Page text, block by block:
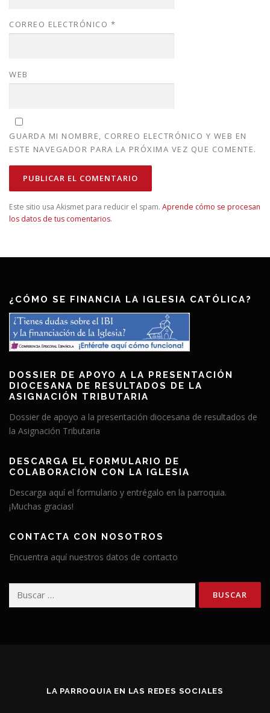
CORREO ELECTRÓNICO *
WEB
GUARDA MI NOMBRE, CORREO ELECTRÓNICO Y WEB EN
ESTE NAVEGADOR PARA LA PRÓXIMA VEZ QUE COMENTE.
Este sitio usa Akismet para reducir el spam. Aprende cómo se procesan
los datos de tus comentarios.
¿CÓMO SE FINANCIA LA IGLESIA CATÓLICA?
DOSSIER DE APOYO A LA PRESENTACIÓN
DIOCESANA DE RESULTADOS DE LA
ASIGNACIÓN TRIBUTARIA
Dossier de apoyo a la presentación diocesana de resultados de
la Asignación Tributaria
DESCARGA EL FORMULARIO DE
COLABORACIÓN CON LA IGLESIA
Descarga aquí el formulario y entrégalo en la parroquia.
¡Muchas gracias!
CONTACTA CON NOSOTROS
Encuentra aquí nuestros datos de contacto
LA PARROQUIA EN LAS REDES SOCIALES